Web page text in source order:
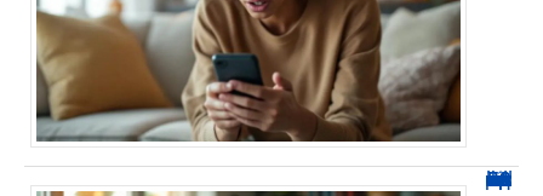
0270 spam : reconnaître ces appels et les bloquer sans erreur